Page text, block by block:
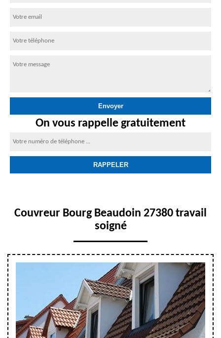
On vous rappelle gratuitement
Couvreur Bourg Beaudoin 27380 travail
soigné